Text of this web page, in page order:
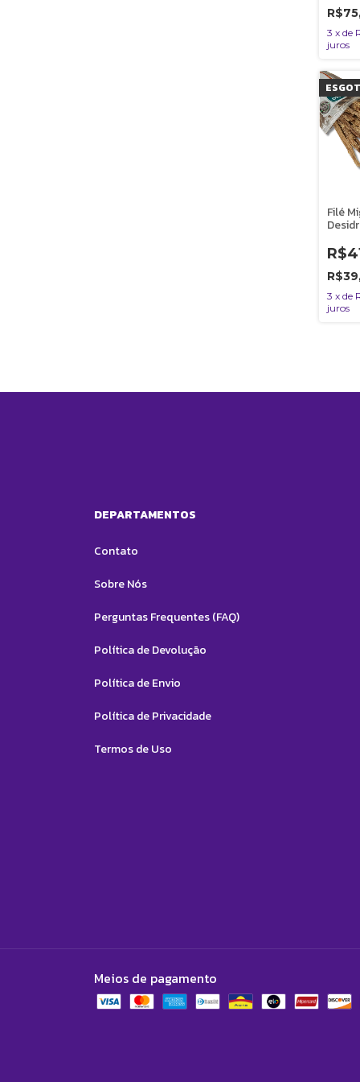
3 x de
juros
Filé
Cães
Bicho
3 x de
juros
DEPARTAMENTOS
Contato
Sobre Nós
Perguntas Frequentes (FAQ)
Política de Devolução
Política de Envio
Política de Privacidade
Termos de Uso
Meios de pagamento